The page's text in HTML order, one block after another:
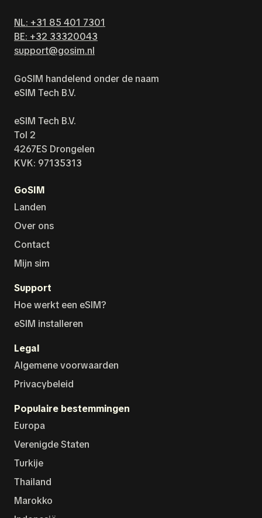
NL: +31 85 401 7301
BE: +32 33320043
support@gosim.nl
GoSIM handelend onder de naam
eSIM Tech B.V.
eSIM Tech B.V.
Tol 2
4267ES Drongelen
KVK: 97135313
GoSIM
Landen
Over ons
Contact
Mijn sim
Support
Hoe werkt een eSIM?
eSIM installeren
Legal
Algemene voorwaarden
Privacybeleid
Populaire bestemmingen
Europa
Verenigde Staten
Turkije
Thailand
Marokko